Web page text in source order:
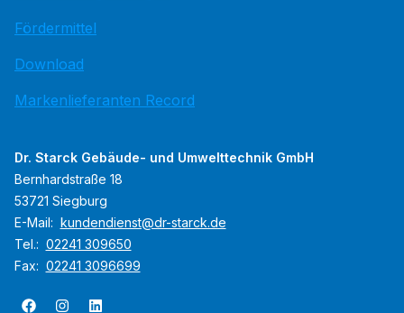
Fördermittel
Download
Markenlieferanten Record
Dr. Starck Gebäude- und Umwelttechnik GmbH
Bernhardstraße 18
53721 Siegburg
E-Mail: kundendienst@dr-starck.de
Tel.: 02241 309650
Fax: 02241 3096699